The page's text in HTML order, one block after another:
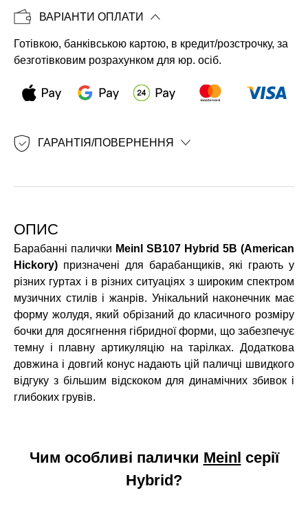
ВАРІАНТИ ОПЛАТИ
Готівкою, банківською картою, в кредит/розстрочку, за
безготівковим розрахунком для юр. осіб.
ГАРАНТІЯ/ПОВЕРНЕННЯ
ОПИС
Барабанні палички Meinl SB107 Hybrid 5B (American
Hickory) призначені для барабанщиків, які грають у
різних гуртах і в різних ситуаціях з широким спектром
музичних стилів і жанрів. Унікальний наконечник має
форму жолудя, який обрізаний до класичного розміру
бочки для досягнення гібридної форми, що забезпечує
темну і плавну артикуляцію на тарілках. Додаткова
довжина і довгий конус надають цій паличці швидкого
відгуку з більшим відскоком для динамічних збивок і
глибоких грувів.
Чим особливі палички Meinl серії
Hybrid?